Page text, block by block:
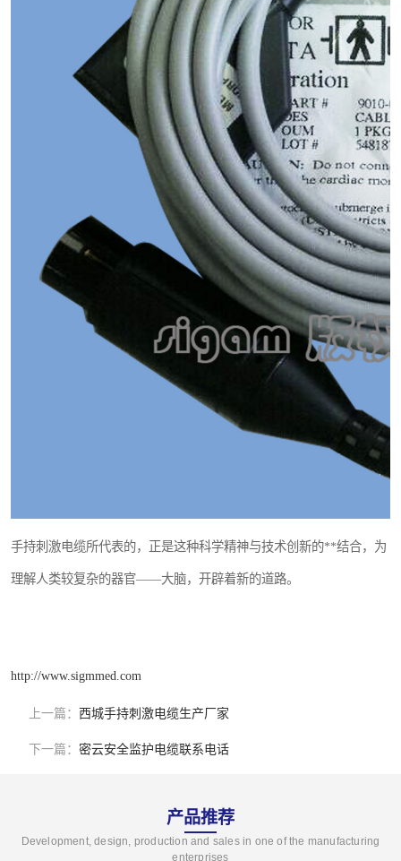
手持刺激电缆所代表的，正是这种科学精神与技术创新的**结合，为
理解人类较复杂的器官——大脑，开辟着新的道路。
http://www.sigmmed.com
上一篇： 西城手持刺激电缆生产厂家
下一篇： 密云安全监护电缆联系电话
产品推荐
Development, design, production and sales in one of the manufacturing
enterprises